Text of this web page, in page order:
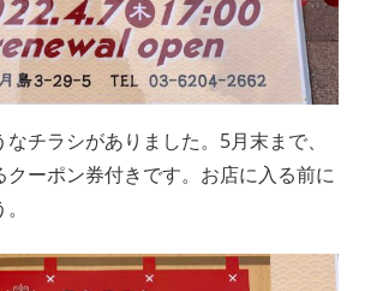
チラシがありました。5月末まで、
クーポン券付きです。お店に入る前に